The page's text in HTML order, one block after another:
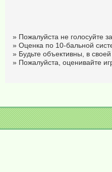
» Пожалуйста не голосуйте
» Оценка по 10-бальной
» Будьте объективны, в своей
» Пожалуйста, оценивайте